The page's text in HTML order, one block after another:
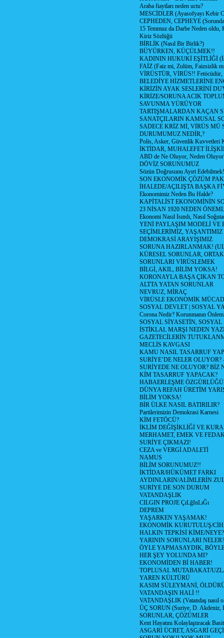
Araba fiaytları neden uctu?
MESCİDLER (Ayasofyayı Kebir
CEPHEDEN, CEPHEYE
15 Temmuz da Darbe Neden oldu,
Kiriz Sözlüğü
BİRLİK (Nasıl Bir Birlik?)
BÜYÜRKEN, KÜÇÜLMEK!!
KADININ HUKUKİ EŞİTLİĞİ
FAİZ (Faiz mi, Zulüm, Faizsizlik
VİRÜSTÜR, VİRÜS!! Fetöcüdür,
BELEDİYE HİZMETLERİNE
KİRİZİN AYAK SESLERİNİ
KİRİZE/SORUNA ACIK
SAVUNMA YÜRÜYOR
TARTIŞMALARDAN KAÇAN
SANATÇILARIN KAMUSAL
SADECE KRİZ Mİ, VİRÜS MÜ
DURUMUMUZ NEDİR,?
Polis, Asker, Güvenlik Kuvvetleri
İKTİDAR, MUHALEFET
ABD de Ne Oluyor, Neden
DÖVİZ SORUNUMUZ
Sözün Doğrusunu Ayırt Edebilmek!
SON EKONOMİK ÇÖZÜM
İHALEDE/AÇILIŞTA BAŞKA
Ekonomimiz Neden Bu Halde?
KAPİTALİST EKONOMİNİN
23 NİSAN 1920 NEDEN
Ekonomi Nasıl Isındı, Nasıl
YENİ PAYLAŞIM MODELİ VE
SEÇİMLERİMİZ, YAŞANTIMIZ
DEMOKRASİ ARAYIŞIMIZ
SORUNA HAZIRLANMAK!
KÜRESEL SORUNLAR,
SORUNLARI VİRÜSLEMEK
BİLGİ, AKIL, BİLİM YOKSA!
KORONAYLA BAŞA ÇIKAN
ALTTA YATAN SORUNLAR
NEVRUZ, MİRAÇ
VİRÜSLE EKONOMİK
SOSYAL DEVLET | SOSYAL
Corona Nedir? Korunmanın
SOSYAL SİYASETİN,
İSTİKLAL MARŞI NEDEN
GAZETECİLERİN
MECLİS KAVGASI
KAMU NASIL TASARRUF
SURİYE’DE NELER OLUYOR?
SURİYEDE NE OLUYOR? BİZ
KİM TASARRUF YAPACAK?
HABAERLEŞME
DÜNYA REFAH ÜRETİM
BİLİM YOKSA!
BİR ÜLKE NASIL BATIRILIR?
Partilerimizin Demokrasi Karnesi
KİM FETÖCÜ?
İKLİM DEĞİŞİKLİĞİ VE
MERHAMET, EMEK VE
SURİYE ÇIKMAZI!
CEZA ve VERGİ ADALETİ
NAMUS
BİLİM SORUNUMUZ!!
İKTİDAR/HÜKÜMET FARKI
AYDINLARIN/ALİMLERİN
SURİYE DE SON DURUM
VATANDAŞLIK
CILGIN PROJE ÇıLğInLıĞı
DEPREM
YAŞARKEN YAŞAMAK!
EKONOMİK KURUTULUŞ/
HALKIN TEPKİSİ KİME/NEYE?
YARININ SORUNLARI NELER?
ÖYLE YAPMASAYDIK,
HER ŞEY YOLUNDA MI?
EKONOMİDEN Bİ HABER!
TOPLUSAL MUTABAKAT/
YAREN KÜLTÜRÜ
KASIM SÜLEYMANİ,
VATANDAŞIN HALİ !!
VATANDAŞLIK (Vatandaş nasıl
ÜÇ SORUN (Suriye, D. Akdeniz,
SORUNLAR, ÇÖZÜMLER
Kent Hayatını Kolaylaştıracak
ASGARİ ÜCRET, ASGARİ